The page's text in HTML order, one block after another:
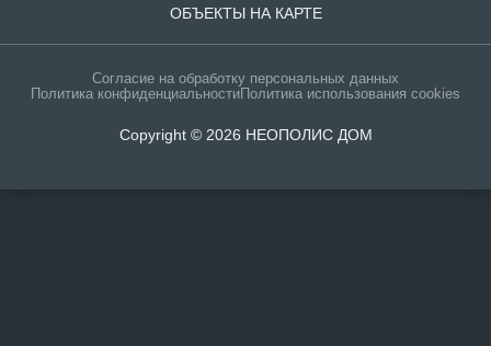
ОБЪЕКТЫ НА КАРТЕ
Согласие на обработку персональных данных
Политика конфиденциальностиПолитика использования cookies
Copyright © 2026 НЕОПОЛИС ДОМ